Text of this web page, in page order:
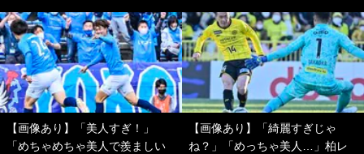
【画像あり】「美人すぎ！」
「めちゃめちゃ美人で羨ましい
【画像あり】「綺麗すぎじゃ
ね？」「めっちゃ美人…」柏レ